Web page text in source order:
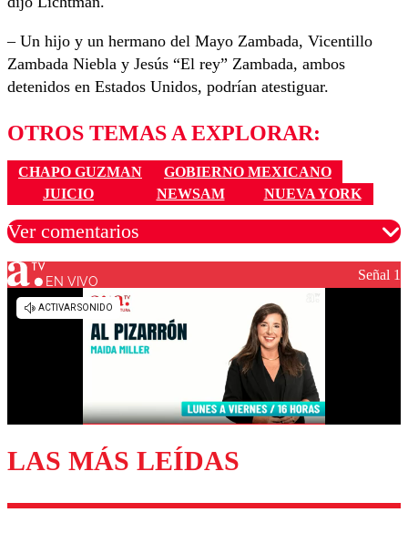
– Un hijo y un hermano del Mayo Zambada, Vicentillo
Zambada Niebla y Jesús “El rey” Zambada, ambos
detenidos en Estados Unidos, podrían atestiguar.
OTROS TEMAS A EXPLORAR:
CHAPO GUZMAN
GOBIERNO MEXICANO
JUICIO
NEWSAM NUEVA YORK
Ver comentarios
Los comentarios son moderados para garantizar un
diálogo respetuoso.
Enviar comentario
EN VIVO Señal 1
LAS MÁS LEÍDAS